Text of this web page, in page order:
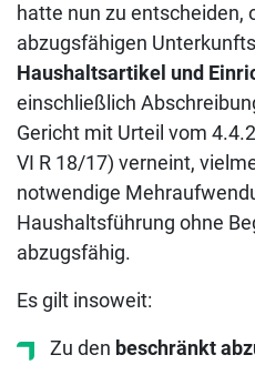
hatte nun zu entscheiden,
abzugsfähigen
Haushaltsartikel und
einschließlich
Gericht mit Urteil vom
VI R 18/17) verneint,
notwendige
Haushaltsführung ohne
abzugsfähig.
Es gilt insoweit:
Zu den beschränkt